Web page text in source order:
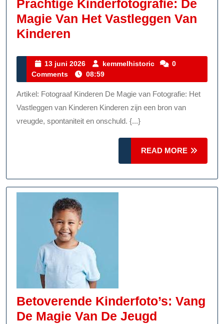
Prachtige Kinderfotografie: De
Magie Van Het Vastleggen Van
Kinderen
De
Magie
Van
Het
Vastleggen
13 juni 2026
13
juni
2026
kemmelhistoric kemmelhistoric
0
Comments
08:59
Artikel: Fotograaf Kinderen De Magie van Fotografie: Het
Vastleggen van Kinderen Kinderen zijn een bron van
vreugde, spontaniteit en onschuld. {...}
READ MORE
MORE
Betoverende Kinderfoto’s: Vang
De Magie Van De Jeugd